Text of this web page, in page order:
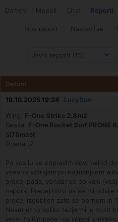
Domov Modeli Reporti
Nov report Nastavitve
Datum
19.10.2025 19:24 LucySun
Wing: F-One Strike 2.8m2
Deska: F-One Rocket Surf PRONE
al75mast
Ocena: 2
Po kosilu se odpravim downwind
vseeno vztrajam pri najmanjsem
precej pada, vendar se po valu
napora. Precej hitro pa se mi odvije
precej izgubljen zato se obrnem in
Neverjetno koliko tezje mi je vozit
veter toliko pade, da komaj